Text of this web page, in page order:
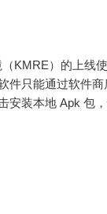
KMRE）的上线
件只能通过软件商
安装本地 Apk 包